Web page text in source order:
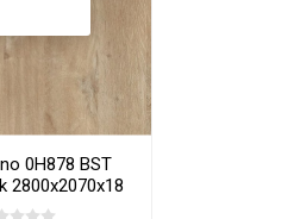
0H878 BST
2800x2070x18
mm